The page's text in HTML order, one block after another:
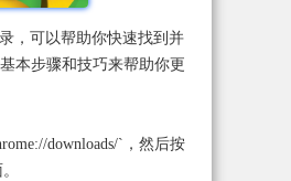
，可以帮助你快速找到并
本步骤和技巧来帮助你更
downloads/`，然后按